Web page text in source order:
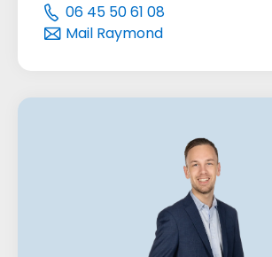
06 45 50 61 08
Mail Raymond